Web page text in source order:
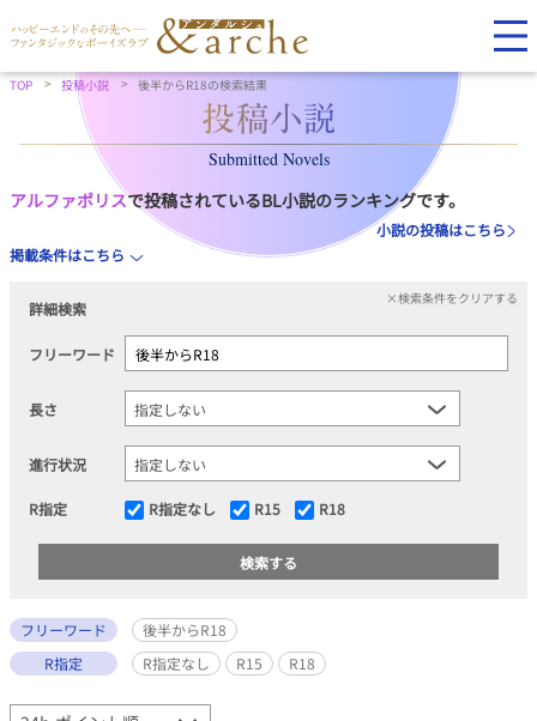
TOP 投稿小説 後半からR18の検索結果
Submitted Novels
アルファポリスで投稿されているBL小説のランキングです。
小説の投稿はこちら
掲載条件はこちら
詳細検索
×検索条件をクリアする
フリーワード
長さ
進行状況
R指定 R指定なし R15 R18
フリーワード
後半からR18
R指定
R指定なし R15 R18